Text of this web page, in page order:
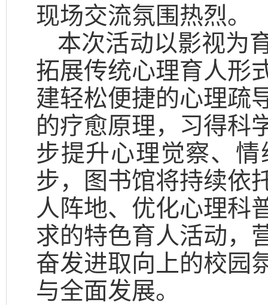
现场交流氛围热烈。
本次活动以影视为
拓展传统心理育人形
建轻松便捷的心理疏
的疗愈原理，习得科
步提升心理觉察、
步，图书馆将持续依
人阵地、优化心理科
求的特色育人活动，
奋发进取向上的校园
与全面发展。